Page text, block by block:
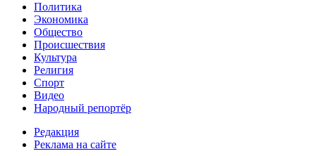
Политика
Экономика
Общество
Происшествия
Культура
Религия
Спорт
Видео
Народный репортёр
Редакция
Реклама на сайте